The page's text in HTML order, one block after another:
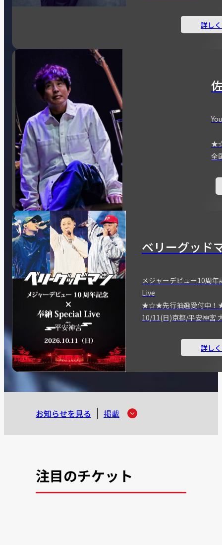
詳し
全
ベリーグッド
メジャーデビュー10周
Live
★☆★先行抽選受付中
10/11(日)京都/平安神宮
詳し
お知らせを見る 掲載
注目のチケット